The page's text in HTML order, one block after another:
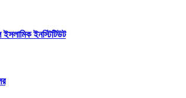
ইসলামিক ইনস্টিটিউট